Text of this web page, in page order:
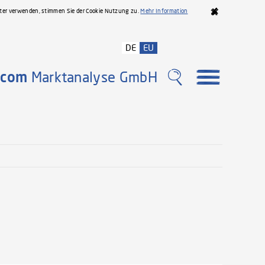
verwenden, stimmen Sie der Cookie Nutzung zu.Mehr Information
Marktanalyse GmbH
DE EU